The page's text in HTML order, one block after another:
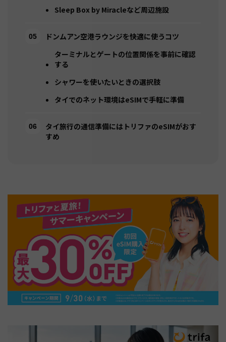
Sleep Box by Miracleなど周辺施設
ドンムアン空港ラウンジを快適に使うコツ
ターミナルとゲートの位置関係を事前に確認
する
シャワーを使いたいときの選択肢
タイでのネット環境はeSIMで手軽に準備
タイ旅行の通信準備にはトリファのeSIMがおす
すめ